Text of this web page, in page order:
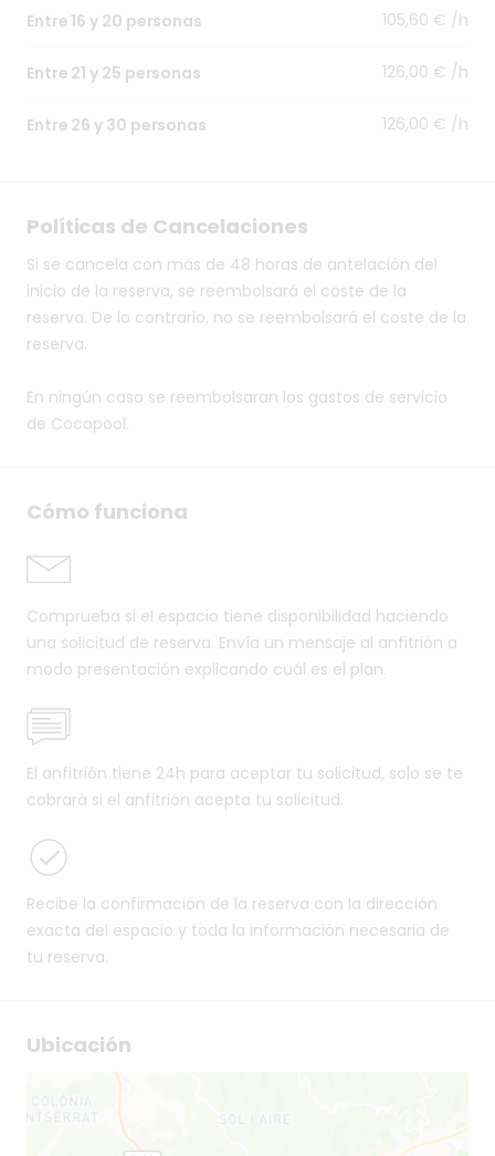
Entre 16 y 20 personas 105,60 € /h
Entre 21 y 25 personas 126,00 € /h
Entre 26 y 30 personas 126,00 € /h
Políticas de Cancelaciones
Si se cancela con más de 48 horas de antelación del
inicio de la reserva, se reembolsará el coste de la
reserva. De lo contrario, no se reembolsará el coste de la
reserva.
En ningún caso se reembolsaran los gastos de servicio
de Cocopool.
Cómo funciona
Comprueba si el espacio tiene disponibilidad haciendo
una solicitud de reserva. Envía un mensaje al anfitrión a
modo presentación explicando cuál es el plan.
El anfitrión tiene 24h para aceptar tu solicitud, solo se te
cobrará si el anfitrión acepta tu solicitud.
Recibe la confirmación de la reserva con la dirección
exacta del espacio y toda la información necesaria de
tu reserva.
Ubicación